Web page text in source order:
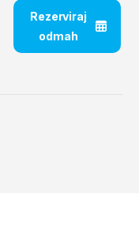
Rezerviraj
odmah